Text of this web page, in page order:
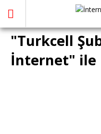
"Turkcell
İnternet" ile